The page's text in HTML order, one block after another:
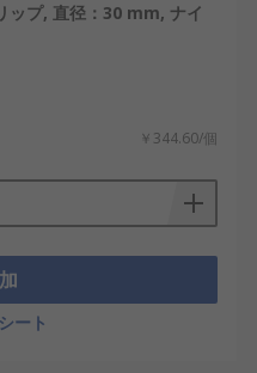
ップ, 直径：30 mm, ナイ
￥344.60/個
ート